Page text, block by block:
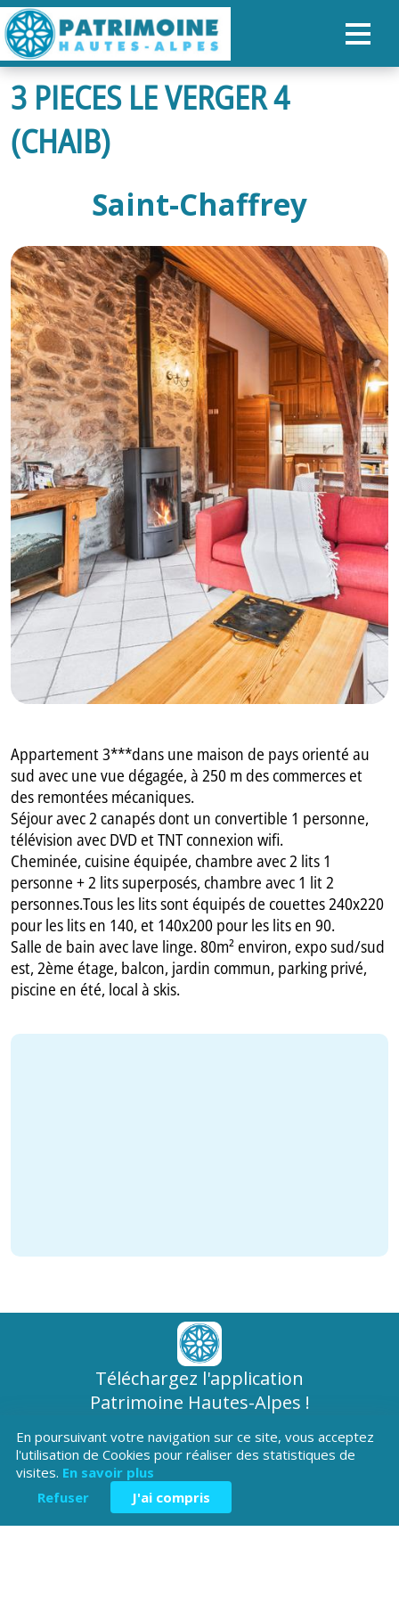
ACCUEIL
CARTE
PATRIMOINE
RANDONNÉES
ORGANISER SON SÉJOUR
RECHERCHER
FR
GB
IT
3 PIECES LE VERGER 4
(CHAIB)
Saint-Chaffrey
Appartement 3***dans une maison de pays orienté au
sud avec une vue dégagée, à 250 m des commerces et
des remontées mécaniques.
Séjour avec 2 canapés dont un convertible 1 personne,
télévision avec DVD et TNT connexion wifi.
Cheminée, cuisine équipée, chambre avec 2 lits 1
personne + 2 lits superposés, chambre avec 1 lit 2
personnes.Tous les lits sont équipés de couettes 240x220
pour les lits en 140, et 140x200 pour les lits en 90.
Salle de bain avec lave linge. 80m² environ, expo sud/sud
est, 2ème étage, balcon, jardin commun, parking privé,
piscine en été, local à skis.
Téléchargez l'application
Patrimoine Hautes-Alpes !
En poursuivant votre navigation sur ce site, vous acceptez
l'utilisation de Cookies pour réaliser des statistiques de
visites. En savoir plus
Refuser
J'ai compris